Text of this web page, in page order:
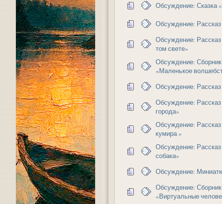
Обсуждение: Сказка
Обсуждение: Рассказ
Обсуждение:
том свете»
Обсуждение: Сборник
«Маленькое
Обсуждение:
Обсуждение:
города»
Обсуждение:
кумира »
Обсуждение:
собака»
Обсуждение:
Обсуждение:
«Виртуальные